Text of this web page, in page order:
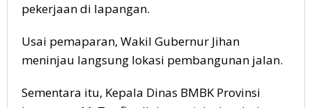
pekerjaan di lapangan.
Usai pemaparan, Wakil Gubernur Jihan
meninjau langsung lokasi pembangunan jalan.
Sementara itu, Kepala Dinas BMBK Provinsi